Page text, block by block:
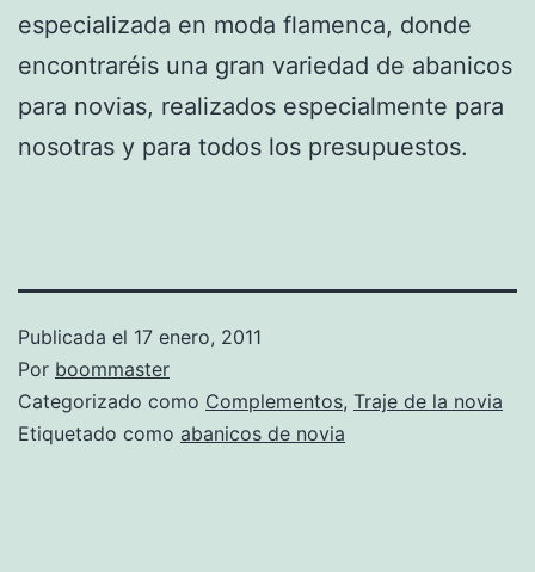
especializada en moda flamenca, donde
encontraréis una gran variedad de abanicos
para novias, realizados especialmente para
nosotras y para todos los presupuestos.
Publicada el 17 enero, 2011
Por boommaster
Categorizado como Complementos, Traje de la novia
Etiquetado como abanicos de novia